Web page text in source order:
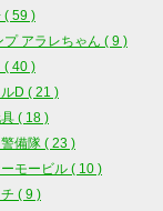
( 59 )
プ アラレちゃん ( 9 )
( 40 )
D ( 21 )
( 18 )
備隊 ( 23 )
モービル ( 10 )
( 9 )